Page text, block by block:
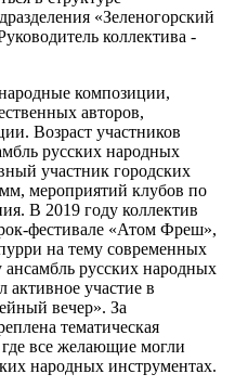
«Зеленогорский
коллектива -
композиции,
авторов,
Возраст участников
русских народных
участник городских
мероприятий клубов по
В 2019 году коллектив
фестивале «Атом Фреш»,
на тему современных
русских народных
активное участие в
вечер». За
тематическая
все желающие могли
народных инструментах.